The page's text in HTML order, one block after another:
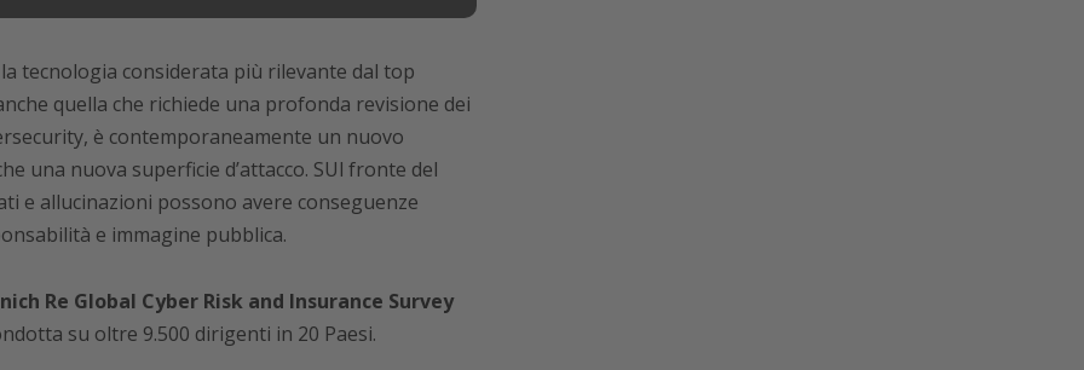
tecnologia considerata più rilevante dal top
quella che richiede una profonda revisione dei
è contemporaneamente un nuovo
una nuova superficie d’attacco. SUl fronte del
e allucinazioni possono avere conseguenze
e immagine pubblica.
Re Global Cyber Risk and Insurance Survey
su oltre 9.500 dirigenti in 20 Paesi.